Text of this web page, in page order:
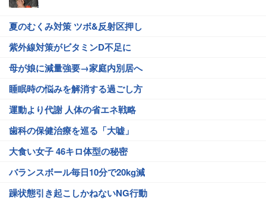
夏のむくみ対策 ツボ&反射区押し
紫外線対策がビタミンD不足に
母が娘に減量強要→家庭内別居へ
睡眠時の悩みを解消する過ごし方
運動より代謝 人体の省エネ戦略
歯科の保健治療を巡る「大嘘」
大食い女子 46キロ体型の秘密
バランスボール毎日10分で20kg減
躁状態引き起こしかねないNG行動